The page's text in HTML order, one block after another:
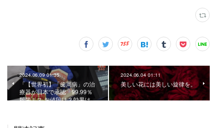
2024.06.09 01:35
「【世界初】「歯周病」の治
療器が日本で承認 99.99％
殺菌！？ お値段は？効果は…
2024.06.04 01:11
美しい花には美しい旋律を。